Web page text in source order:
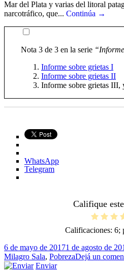
Mar del Plata y varias del litoral
narcotráfico, que... Continúa →
Nota 3 de 3 en la serie
Informe sobre grietas I
Informe sobre grietas II
Informe sobre grietas III,
WhatsApp
Telegram
Califique
Calificaciones: 6;
Publicado
el
6 de mayo de 20171 de agosto de
Milagro Sala, PobrezaDejá un
Enviar